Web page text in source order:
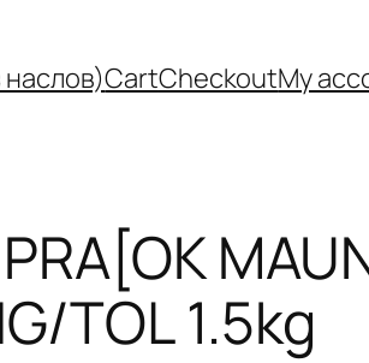
наслов)CartCheckoutMy
TOL 1.5kg